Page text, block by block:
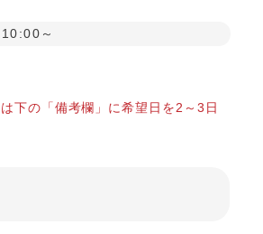
～
下の「備考欄」に希望日を2～3日